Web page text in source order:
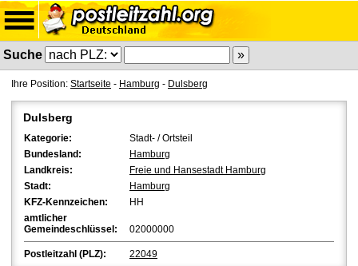
Suche
Ihre Position: Startseite - Hamburg - Dulsberg
Dulsberg
Kategorie:
Stadt- / Ortsteil
Bundesland:
Hamburg
Landkreis:
Freie und Hansestadt Hamburg
Stadt:
Hamburg
KFZ-Kennzeichen:
HH
amtlicher
Gemeindeschlüssel:
02000000
Postleitzahl (PLZ): 22049